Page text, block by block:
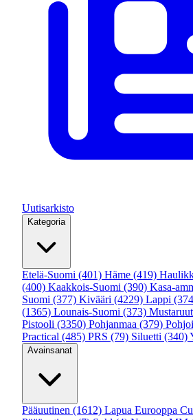
Uutisarkisto
Kategoria
Etelä-Suomi (401) Häme (419)
(400) Kaakkois-Suomi (390) Kasa-
Suomi (377) Kivääri (4229) Lappi
(1365) Lounais-Suomi (373)
Pistooli (3350) Pohjanmaa (379)
Practical (485) PRS (79) Siluetti (340)
Avainsanat
Pääuutinen (1612) Lapua Eurooppa